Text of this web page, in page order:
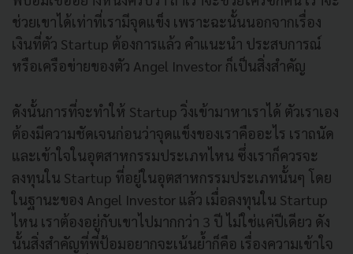
ช่วยเขาได้เท่าที่เรามีจุดแข็ง เพราะฉะนั้นนอกจากเรื่อง
เงินที่ตัว Startup ต้องการแล้ว คำแนะนำ ประสบการณ์
หรือเครือข่ายของตัว Angel Investor ก็เป็นสิ่งสำคัญ
ดังนั้นการที่จะทำให้ Startup วิ่งเข้ามาหาเราได้ ตัวเราเอง
ต้องมีความชัดเจนก่อนว่าจุดแข็งของเราคืออะไร เราถนัด
และเข้าใจในอุตสาหกรรมประเภทไหน ซึ่งเราก็ควรจะ
ลงทุนใน Startup ที่อยู่ในอุตสาหกรรมประเภทนั้นๆ โดย
ในฐานะของ Angel Investor แล้ว เมื่อลงทุนใน Startup
ไหน เราต้องอยู่กับเขาไปมากกว่า 3 ปี ไม่ใช่แค่ปีเดียว ดัง
นั้นสิ่งสำคัญที่พี่ป้อมอยากจะเน้นย้ำก็คือ เรื่องความเข้าใจ